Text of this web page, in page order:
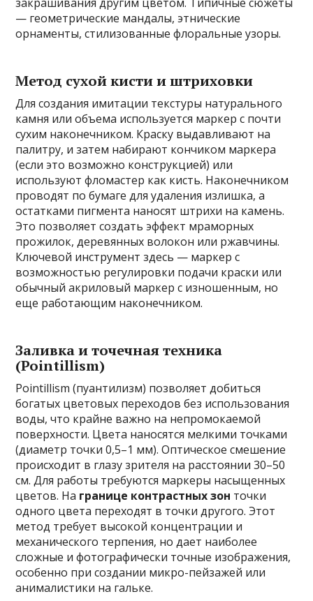
— геометрические мандалы, этнические
орнаменты, стилизованные флоральные узоры.
Метод сухой кисти и штриховки
Для создания имитации текстуры натурального
камня или объема используется маркер с почти
сухим наконечником. Краску выдавливают на
палитру, и затем набирают кончиком маркера
(если это возможно конструкцией) или
используют фломастер как кисть. Наконечником
проводят по бумаге для удаления излишка, а
остатками пигмента наносят штрихи на камень.
Это позволяет создать эффект мраморных
прожилок, деревянных волокон или ржавчины.
Ключевой инструмент здесь — маркер с
возможностью регулировки подачи краски или
обычный акриловый маркер с изношенным, но
еще работающим наконечником.
Заливка и точечная техника
(Pointillism)
Pointillism (пуантилизм) позволяет добиться
богатых цветовых переходов без использования
воды, что крайне важно на непромокаемой
поверхности. Цвета наносятся мелкими точками
(диаметр точки 0,5–1 мм). Оптическое смешение
происходит в глазу зрителя на расстоянии 30–50
см. Для работы требуются маркеры насыщенных
цветов. На границе контрастных зон точки
одного цвета переходят в точки другого. Этот
метод требует высокой концентрации и
механического терпения, но дает наиболее
сложные и фотографически точные изображения,
особенно при создании микро-пейзажей или
анималистики на гальке.